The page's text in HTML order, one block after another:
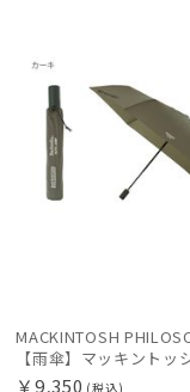
カテゴリー
ブランド
カラー
順
価格の低い
順
人気順
MACKINTOSH
￥9,350 (税込)